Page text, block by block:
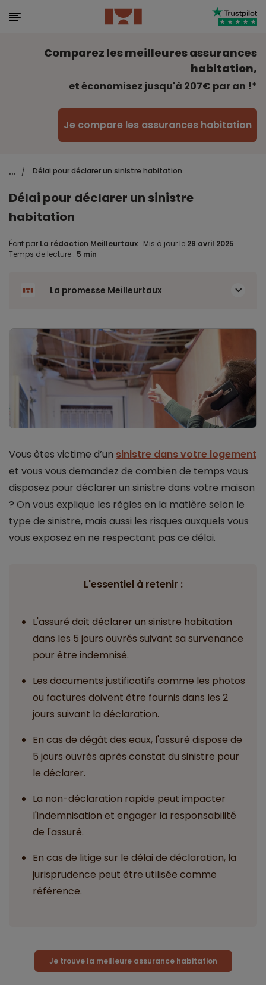
Comparez les meilleures assurances
habitation,
et économisez jusqu'à 207€ par an !*
Je compare les assurances habitation
... / Délai pour déclarer un sinistre habitation
Délai pour déclarer un sinistre
habitation
Écrit par La rédaction Meilleurtaux . Mis à jour le 29 avril 2025 .
Temps de lecture : 5 min
La promesse Meilleurtaux
Vous êtes victime d’un sinistre dans votre logement
et vous vous demandez de combien de temps vous
disposez pour déclarer un sinistre dans votre maison
? On vous explique les règles en la matière selon le
type de sinistre, mais aussi les risques auxquels vous
vous exposez en ne respectant pas ce délai.
L'essentiel à retenir :
L'assuré doit déclarer un sinistre habitation
dans les 5 jours ouvrés suivant sa survenance
pour être indemnisé.
Les documents justificatifs comme les photos
ou factures doivent être fournis dans les 2
jours suivant la déclaration.
En cas de dégât des eaux, l'assuré dispose de
5 jours ouvrés après constat du sinistre pour
le déclarer.
La non-déclaration rapide peut impacter
l'indemnisation et engager la responsabilité
de l'assuré.
En cas de litige sur le délai de déclaration, la
jurisprudence peut être utilisée comme
référence.
Je trouve la meilleure assurance habitation